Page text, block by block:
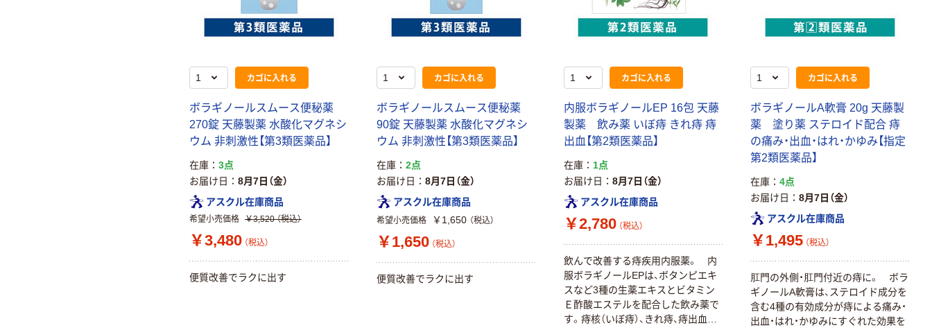
カゴに入れる
ボラギノールスムース便秘薬
270錠 天藤製薬 水酸化マグネシ
ウム 非刺激性【第3類医薬品】
在庫
3点
お届け日
8月7日（金）
アスクル在庫商品
希望小売価格 ￥3,520 （税込）
￥3,480 （税込）
便質改善でラクに出す
カゴに入れる
ボラギノールスムース便秘薬
90錠 天藤製薬 水酸化マグネシ
ウム 非刺激性【第3類医薬品】
在庫
2点
お届け日
8月7日（金）
アスクル在庫商品
希望小売価格 ￥1,650 （税込）
￥1,650 （税込）
便質改善でラクに出す
カゴに入れる
内服ボラギノールEP 16包 天藤
製薬 飲み薬 いぼ痔 きれ痔 痔
出血【第2類医薬品】
在庫
1点
お届け日
8月7日（金）
アスクル在庫商品
￥2,780 （税込）
飲んで改善する痔疾用内服薬。 内
服ボラギノールEPは、ボタンピエキ
スなど3種の生薬エキスとビタミン
Ｅ酢酸エステルを配合した飲み薬で
す。痔核（いぼ痔）、きれ痔、痔出血
カゴに入れる
ボラギノールA軟膏 20g 天藤製
薬 塗り薬 ステロイド配合 痔
の痛み・出血・はれ・かゆみ【指定
第2類医薬品】
在庫
4点
お届け日
8月7日（金）
アスクル在庫商品
￥1,495 （税込）
肛門の外側・肛門付近の痔に。 ボラ
ギノールA軟膏は、ステロイド成分を
含む4種の有効成分が痔による痛み・
出血・はれ・かゆみにすぐれた効果を